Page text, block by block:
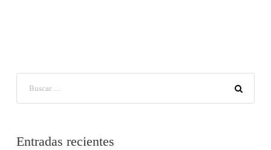
Entradas recientes